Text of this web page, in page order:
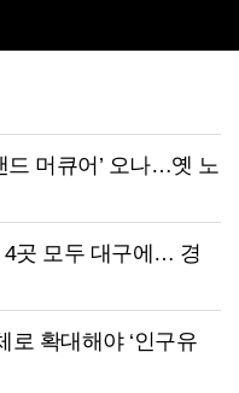
드 머큐어’ 오나…옛 노
4곳 모두 대구에… 경
로 확대해야 ‘인구유